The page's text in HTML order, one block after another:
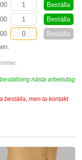
Beställa
Beställa
Beställa
nästa arbetsdag
beställa, men ta kontakt